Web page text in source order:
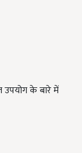
के बारे में